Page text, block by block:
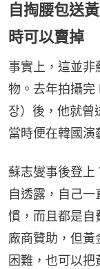
自掏腰包送
時可以賣掉
事實上，這並非
物。去年拍攝
장）後，他就曾
當時便在韓國演
蘇志燮事後登上
自透露，自己
慣，而且都是自
廠商贊助，但黃
困難，也可以